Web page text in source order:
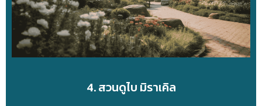
4. สวนดูไบ มิราเคิล